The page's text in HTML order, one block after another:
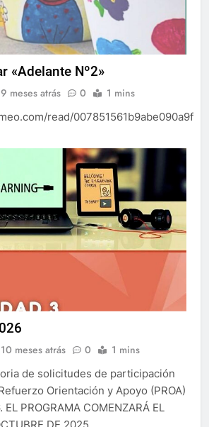
«Adelante Nº2»
9 meses atrás 0 1 mins
read/007851561b9abe090a9f8
10 meses atrás 0 1 mins
de solicitudes de participación
Orientación y Apoyo (PROA)
PROGRAMA COMENZARÁ EL